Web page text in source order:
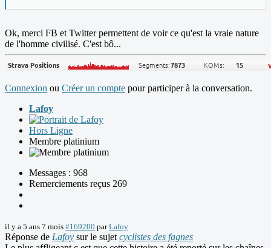
Ok, merci FB et Twitter permettent de voir ce qu'est la vraie nature
de l'homme civilisé. C'est bô...
Connexion ou Créer un compte pour participer à la conversation.
Lafoy
Hors Ligne
Membre platinium
Messages : 968
Remerciements reçus 269
il y a 5 ans 7 mois #169200 parLafoy
Réponse de Lafoy sur le sujet cyclistes des fagnes